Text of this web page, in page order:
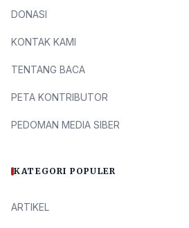
DONASI
KONTAK KAMI
TENTANG BACA
PETA KONTRIBUTOR
PEDOMAN MEDIA SIBER
KATEGORI POPULER
ARTIKEL